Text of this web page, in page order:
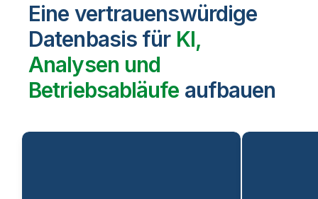
Eine vertrauenswürdige
Datenbasis für KI,
Analysen und
Betriebsabläufe aufbauen